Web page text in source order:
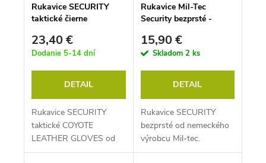
Rukavice SECURITY
taktické čierne
23,40 €
Dodanie 5-14 dní
DETAIL
Rukavice SECURITY
taktické COYOTE
LEATHER GLOVES od
nemeckého výrobcu Mil-
Rukavice Mil-Tec
Security bezprsté -
15,90 €
Skladom 2 ks
DETAIL
Rukavice SECURITY
bezprsté od nemeckého
výrobcu Mil-tec.